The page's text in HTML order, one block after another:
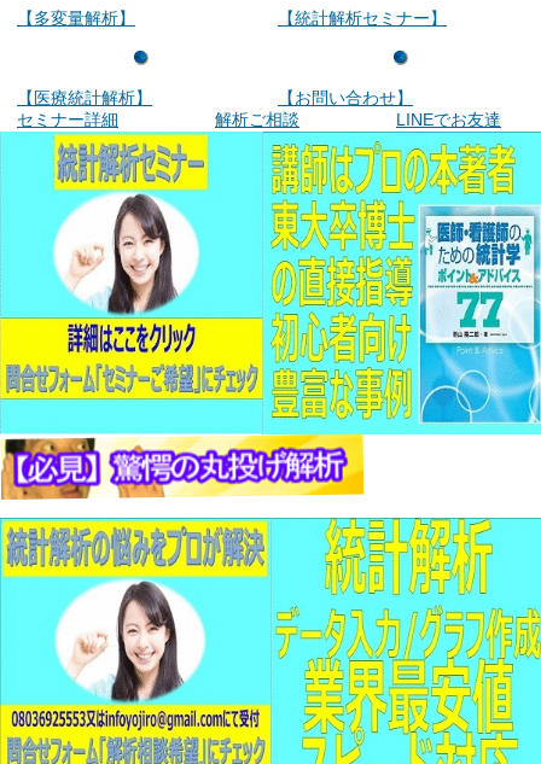
【多変量解析】
【医療統計解析】
【統計解析セミナー】
【お問い合わせ】
セミナー詳細
解析ご相談 LINEでお友達